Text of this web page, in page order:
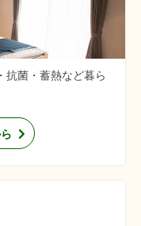
抗菌・蓄熱など暮ら